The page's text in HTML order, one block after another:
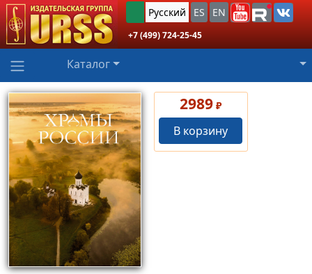
Русский ES EN
+7 (499) 724-25-45
Каталог
2989 ₽
В корзину